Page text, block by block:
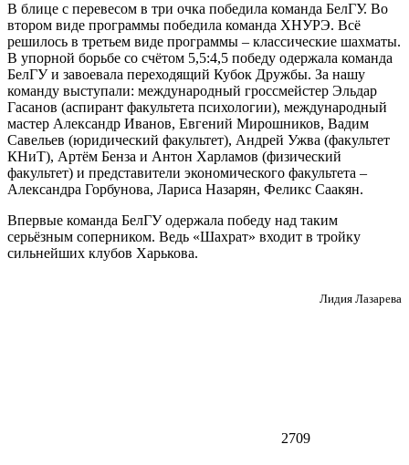
В блице с перевесом в три очка победила команда БелГУ. Во
втором виде программы победила команда ХНУРЭ. Всё
решилось в третьем виде программы – классические шахматы.
В упорной борьбе со счётом 5,5:4,5 победу одержала команда
БелГУ и завоевала переходящий Кубок Дружбы. За нашу
команду выступали: международный гроссмейстер Эльдар
Гасанов (аспирант факультета психологии), международный
мастер Александр Иванов, Евгений Мирошников, Вадим
Савельев (юридический факультет), Андрей Ужва (факультет
КНиТ), Артём Бенза и Антон Харламов (физический
факультет) и представители экономического факультета –
Александра Горбунова, Лариса Назарян, Феликс Саакян.
Впервые команда БелГУ одержала победу над таким
серьёзным соперником. Ведь «Шахрат» входит в тройку
сильнейших клубов Харькова.
Лидия Лазарева
2709